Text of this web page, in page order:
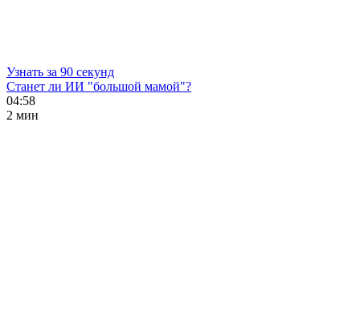
Узнать за 90 секунд
Станет ли ИИ "большой мамой"?
04:58
2 мин